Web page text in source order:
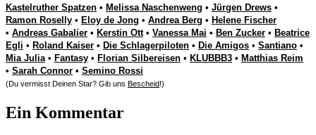
Kastelruther Spatzen • Melissa Naschenweng • Jürgen Drews •
Ramon Roselly • Eloy de Jong • Andrea Berg • Helene Fischer
• Andreas Gabalier • Kerstin Ott• Vanessa Mai • Ben Zucker • Beatrice
Egli • Roland Kaiser • Die Schlagerpiloten • Die Amigos • Santiano •
Mia Julia• Fantasy • Florian Silbereisen • KLUBBB3 • Matthias Reim
• Sarah Connor • Semino Rossi
(Du vermisst Deinen Star? Gib uns Bescheid!)
Ein Kommentar